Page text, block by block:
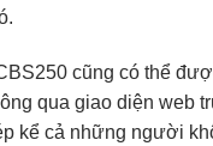
cũng có thể
qua giao diện web
kể cả những người